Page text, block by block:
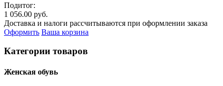
Подитог:
1 056.00 руб.
Доставка и налоги рассчитываются при оформлении заказа
Оформить Ваша корзина
Категории товаров
Женcкая обувь